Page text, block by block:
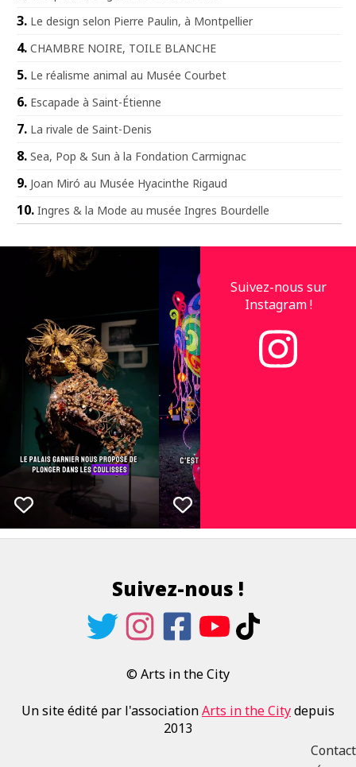
Le design selon Pierre Paulin, à Montpellier
CHAMBRE NOIRE, TOILE BLANCHE
Le réalisme animal au Musée Courbet
Escapade à Saint-Étienne
La rivale de Saint-Denis
Sea, Pop & Sun à la Fondation Carmignac
Joan Miró au Musée Hyacinthe Rigaud
Ingres & la Mode au musée Ingres Bourdelle
Suivez-nous sur
Instagram !
Suivez-nous !
© Arts in the City
Un site édité par l'associationArts in the Citydepuis
2013
Contact